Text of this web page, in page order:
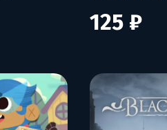
125 ₽